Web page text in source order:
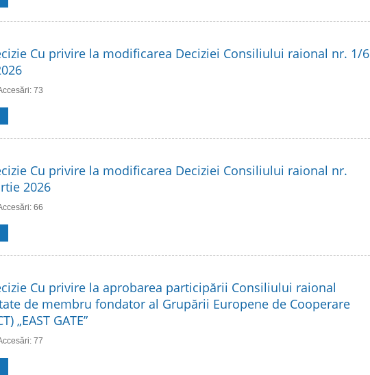
Cu privire la modificarea Deciziei Consiliului raional nr. 1/6
73
Cu privire la modificarea Deciziei Consiliului raional nr.
2026
66
Cu privire la aprobarea participării Consiliului raional
de membru fondator al Grupării Europene de Cooperare
„EAST GATE”
77